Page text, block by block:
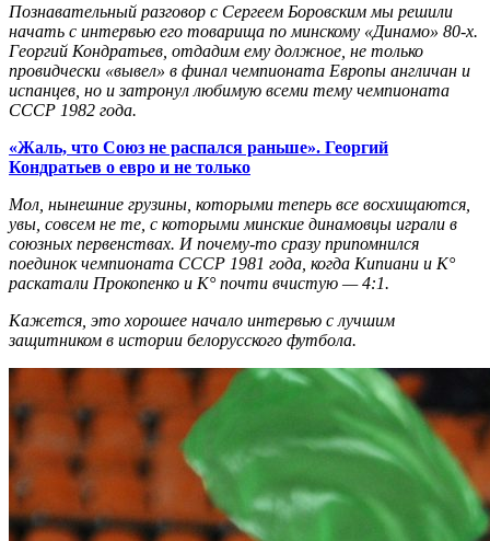
Познавательный разговор с Сергеем Боровским мы решили
начать с интервью его товарища по минскому «Динамо» 80-х.
Георгий Кондратьев, отдадим ему должное, не только
провидчески «вывел» в финал чемпионата Европы англичан и
испанцев, но и затронул любимую всеми тему чемпионата
СССР 1982 года.
«Жаль, что Союз не распался раньше». Георгий
Кондратьев о евро и не только
Мол, нынешние грузины, которыми теперь все восхищаются,
увы, совсем не те, с которыми минские динамовцы играли в
союзных первенствах. И почему-то сразу припомнился
поединок чемпионата СССР 1981 года, когда Кипиани и К°
раскатали Прокопенко и К° почти вчистую — 4:1.
Кажется, это хорошее начало интервью с лучшим
защитником в истории белорусского футбола.